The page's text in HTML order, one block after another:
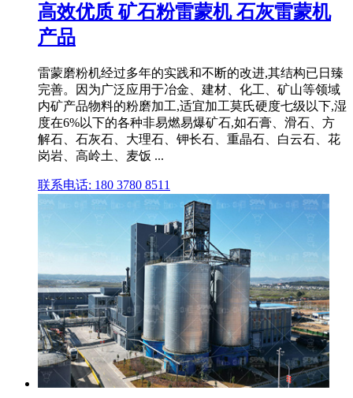
高效优质 矿石粉雷蒙机 石灰雷蒙机
产品
雷蒙磨粉机经过多年的实践和不断的改进,其结构已日臻
完善。因为广泛应用于冶金、建材、化工、矿山等领域
内矿产品物料的粉磨加工,适宜加工莫氏硬度七级以下,湿
度在6%以下的各种非易燃易爆矿石,如石膏、滑石、方
解石、石灰石、大理石、钾长石、重晶石、白云石、花
岗岩、高岭土、麦饭 ...
联系电话: 180 3780 8511